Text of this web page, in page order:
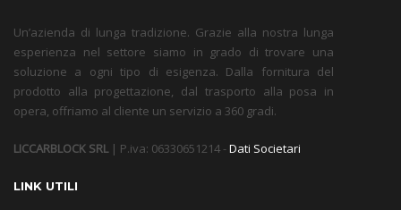
Un’azienda di lunga tradizione. Grazie alla nostra lunga
esperienza nel settore siamo in grado di trovare una
soluzione a ogni tipo di esigenza. Dalla fornitura del
prodotto alla progettazione, dal trasporto alla posa in
opera, offriamo al cliente un servizio a 360 gradi.
LICCARBLOCK SRL | P.iva: 06330651214 -Dati Societari
LINK UTILI